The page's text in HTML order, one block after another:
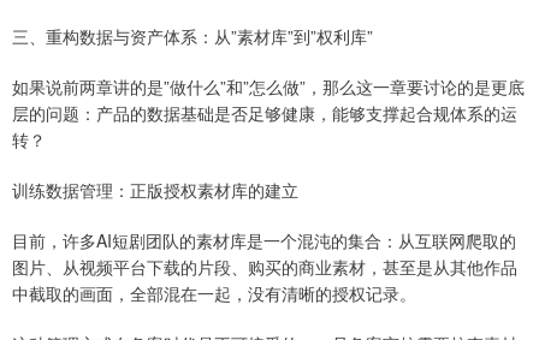
三、重构数据与资产体系：从”素材库”到”权利库”
如果说前两章讲的是”做什么”和”怎么做”，那么这一章要讨论的是更底
层的问题：产品的数据基础是否足够健康，能够支撑起合规体系的运
转？
训练数据管理：正版授权素材库的建立
目前，许多AI短剧团队的素材库是一个混沌的集合：从互联网爬取的
图片、从视频平台下载的片段、购买的商业素材，甚至是从其他作品
中截取的画面，全部混在一起，没有清晰的授权记录。